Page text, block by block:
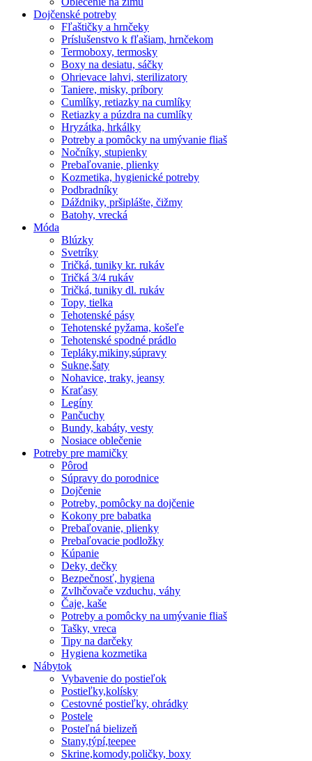
Dojčenské potreby
Fľaštičky a hrnčeky
Príslušenstvo k fľašiam, hrnčekom
Termoboxy, termosky
Boxy na desiatu, sáčky
Ohrievace lahvi, sterilizatory
Taniere, misky, príbory
Cumlíky, retiazky na cumlíky
Retiazky a púzdra na cumlíky
Hryzátka, hrkálky
Potreby a pomôcky na umývanie fliaš
Nočníky, stupienky
Prebaľovanie, plienky
Kozmetika, hygienické potreby
Podbradníky
Dáždniky, pršiplášte, čižmy
Batohy, vrecká
Móda
Blúzky
Svetríky
Tričká, tuniky kr. rukáv
Tričká 3/4 rukáv
Tričká, tuniky dl. rukáv
Topy, tielka
Tehotenské pásy
Tehotenské pyžama, košeľe
Tehotenské spodné prádlo
Tepláky,mikiny,súpravy
Sukne,šaty
Nohavice, traky, jeansy
Kraťasy
Legíny
Pančuchy
Bundy, kabáty, vesty
Nosiace oblečenie
Potreby pre mamičky
Pôrod
Súpravy do porodnice
Dojčenie
Potreby, pomôcky na dojčenie
Kokony pre babatka
Prebaľovanie, plienky
Prebaľovacie podložky
Kúpanie
Deky, dečky
Bezpečnosť, hygiena
Zvlhčovače vzduchu, váhy
Čaje, kaše
Potreby a pomôcky na umývanie fliaš
Tašky, vreca
Tipy na darčeky
Hygiena kozmetika
Nábytok
Vybavenie do postieľok
Postieľky,kolísky
Cestovné postieľky, ohrádky
Postele
Posteľná bielizeň
Stany,týpí,teepee
Skrine,komody,poličky, boxy